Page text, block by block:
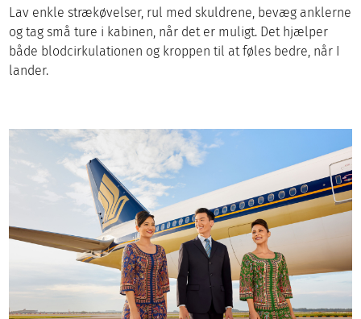
Lav enkle strækøvelser, rul med skuldrene, bevæg anklerne
og tag små ture i kabinen, når det er muligt. Det hjælper
både blodcirkulationen og kroppen til at føles bedre, når I
lander.